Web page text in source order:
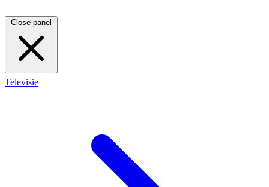
Close panel
Televisie